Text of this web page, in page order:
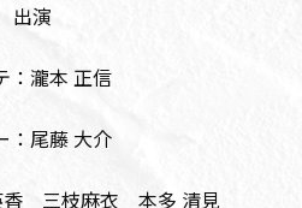
出演
：瀧本 正信
：尾藤 大介
香 三枝麻衣 本多 清見